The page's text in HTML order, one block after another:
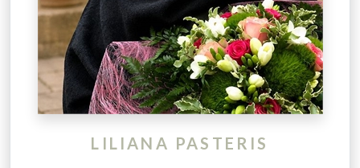
LILIANA PASTERIS